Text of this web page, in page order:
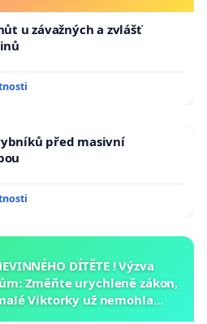
u závažných a zvlášť
před masivní
DÍTĚTE ! Výzva
Změňte urychleně zákon,
Viktorky už nemohla